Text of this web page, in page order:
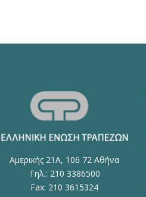
Αμερικής 21Α, 106 72 Αθήνα
Τηλ.: 210 3386500
Fax: 210 3615324